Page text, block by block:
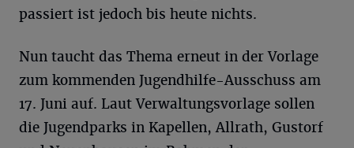
passiert ist jedoch bis heute nichts.
Nun taucht das Thema erneut in der Vorlage
zum kommenden Jugendhilfe-Ausschuss am
17. Juni auf. Laut Verwaltungsvorlage sollen
die Jugendparks in Kapellen, Allrath, Gustorf